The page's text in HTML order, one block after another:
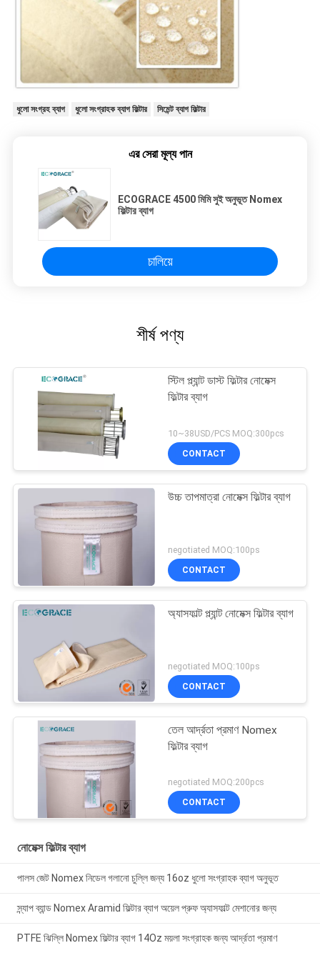
ধুলো সংগ্রহ ব্যাগ ধুলো সংগ্রাহক ব্যাগ ফিল্টার সিমেন্ট ব্যাগ ফিল্টার
এর সেরা মূল্য পান
ECOGRACE 4500 মিমি সুই অনুভূত Nomex
ফিল্টার ব্যাগ
চালিয়ে
শীর্ষ পণ্য
স্টিল প্ল্যান্ট ডাস্ট ফিল্টার নোমেক্স
ফিল্টার ব্যাগ
10~38USD/PCS MOQ:300pcs
CONTACT
উচ্চ তাপমাত্রা নোমেক্স ফিল্টার ব্যাগ
negotiated MOQ:100ps
CONTACT
অ্যাসফাল্ট প্ল্যান্ট নোমেক্স ফিল্টার ব্যাগ
negotiated MOQ:100ps
CONTACT
তেল আর্দ্রতা প্রমাণ Nomex
ফিল্টার ব্যাগ
negotiated MOQ:200pcs
CONTACT
নোমেক্স ফিল্টার ব্যাগ
পালস জেট Nomex নিডেল গলানো চুল্লি জন্য 16oz ধুলো সংগ্রাহক ব্যাগ অনুভূত
স্ন্যাপ ব্যান্ড Nomex Aramid ফিল্টার ব্যাগ অয়েল প্রুফ অ্যাসফাল্ট মেশানোর জন্য
PTFE ঝিল্লি Nomex ফিল্টার ব্যাগ 14Oz ময়লা সংগ্রাহক জন্য আর্দ্রতা প্রমাণ